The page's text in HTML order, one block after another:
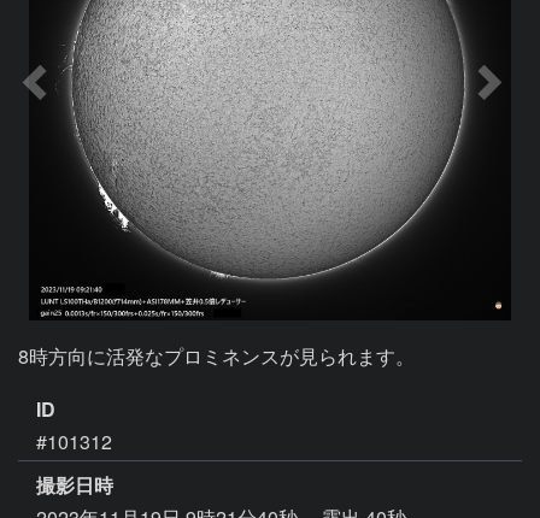
8時方向に活発なプロミネンスが見られます。
ID
#101312
撮影日時